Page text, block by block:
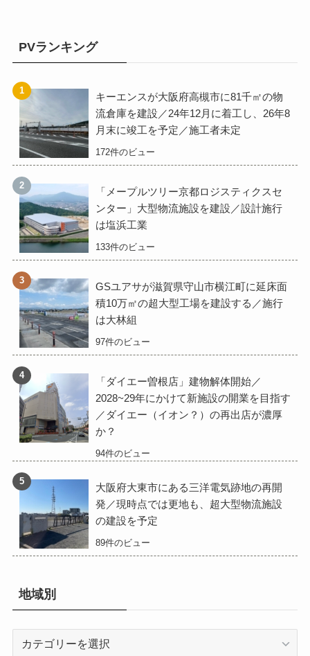
PVランキング
キーエンスが大阪府高槻市に81千㎡の物
流倉庫を建設／24年12月に着工し、26年8
月末に竣工を予定／施工者未定
172件のビュー
「メープルツリー京都ロジスティクスセ
ンター」大型物流施設を建設／設計施行
は塩浜工業
133件のビュー
GSユアサが滋賀県守山市横江町に延床面
積10万㎡の超大型工場を建設する／施行
は大林組
97件のビュー
「ダイエー曽根店」建物解体開始／
2028~29年にかけて新施設の開業を目指す
／ダイエー（イオン？）の再出店が濃厚
か？
94件のビュー
大阪府大東市にある三洋電気跡地の再開
発／現時点では更地も、超大型物流施設
の建設を予定
89件のビュー
地域別